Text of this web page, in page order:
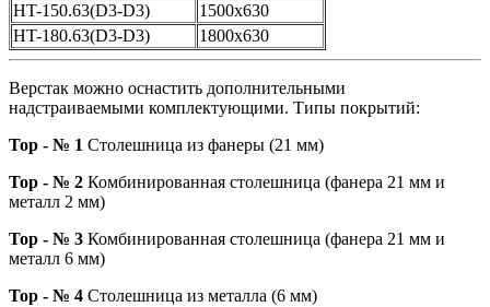
HT-150.63(D3-D3)
1500х630
HT-180.63(D3-D3)
1800х630
Верстак можно оснастить дополнительными
надстраиваемыми комплектующими. Типы покрытий:
Top - № 1 Столешница из фанеры (21 мм)
Top - № 2 Комбинированная столешница (фанера 21 мм и
металл 2 мм)
Top - № 3 Комбинированная столешница (фанера 21 мм и
металл 6 мм)
Top - № 4 Столешница из металла (6 мм)